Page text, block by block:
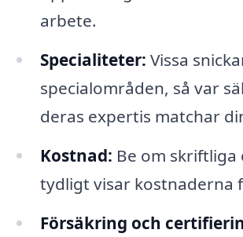
arbete.
Specialiteter: Vissa
specialområden, så var
deras expertis matchar
Kostnad: Be om
tydligt visar kostnaderna
Försäkring och